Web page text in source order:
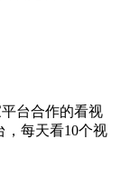
台合作的看视
，每天看10个视